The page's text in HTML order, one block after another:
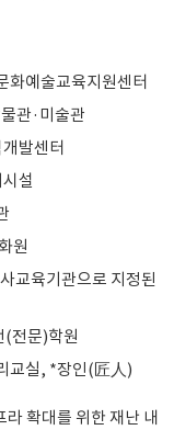
화예술교육지원센터
관·미술관
발센터
설
원
교육기관으로 지정된
(전문)학원
교실, *장인(匠人)
확대를 위한 재난 내